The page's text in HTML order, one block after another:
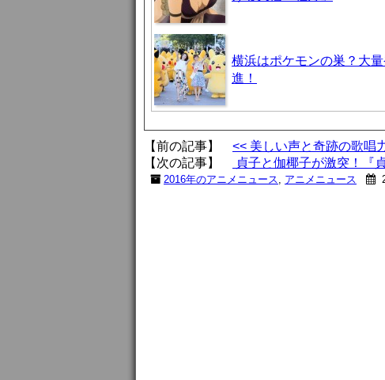
横浜はポケモンの巣？大
進！
【前の記事】 << 美しい声と奇跡の歌唱
【次の記事】
貞子と伽椰子が激突！『
2016年のアニメニュース, アニメニュース